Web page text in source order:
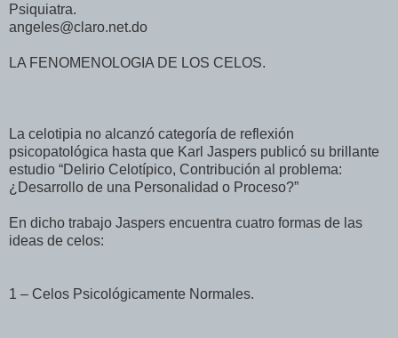
Psiquiatra.
angeles@claro.net.do
LA FENOMENOLOGIA DE LOS CELOS.
La celotipia no alcanzó categoría de reflexión
psicopatológica hasta que Karl Jaspers publicó su brillante
estudio “Delirio Celotípico, Contribución al problema:
¿Desarrollo de una Personalidad o Proceso?”
En dicho trabajo Jaspers encuentra cuatro formas de las
ideas de celos:
1 – Celos Psicológicamente Normales.